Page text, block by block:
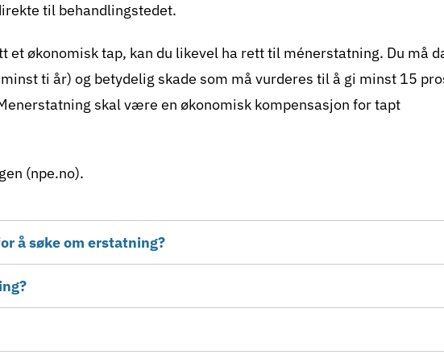
til behandlingstedet.
et økonomisk tap, kan du likevel ha rett til ménerstatning. Du må
ti år) og betydelig skade som må vurderes til å gi minst 15
skal være en økonomisk kompensasjon for tapt
(npe.no).
å søke om erstatning?